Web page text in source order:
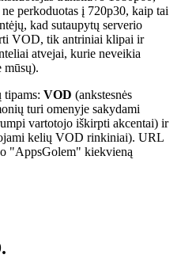
perkoduotas į 720p30, kaip tai
kad sutaupytų serverio
VOD, tik antriniai klipai ir
atvejai, kurie neveikia
mūsų).
VOD (ankstesnės
turi omenyje sakydami
vartotojo iškirpti akcentai) ir
kelių VOD rinkiniai). URL
"AppsGolem" kiekvieną